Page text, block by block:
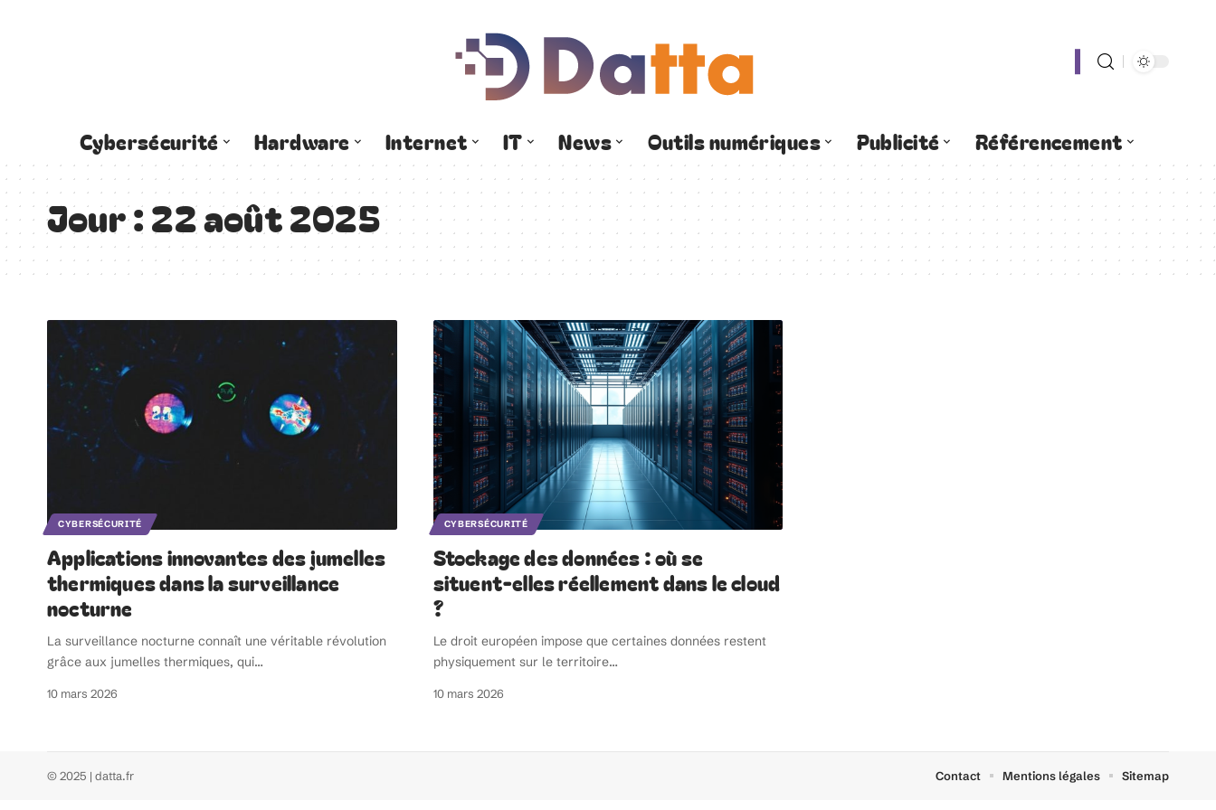
Cybersécurité Hardware Internet IT News Outils numériques Publicité Référencement
Jour :22 août 2025
CYBERSÉCURITÉ
Applications innovantes des jumelles
thermiques dans la surveillance
nocturne
La surveillance nocturne connaît une véritable révolution
grâce aux jumelles thermiques, qui…
10 mars 2026
CYBERSÉCURITÉ
Stockage des données : où se
situent-elles réellement dans le cloud
?
Le droit européen impose que certaines données restent
physiquement sur le territoire…
10 mars 2026
© 2025 | datta.fr Contact Mentions légales Sitemap